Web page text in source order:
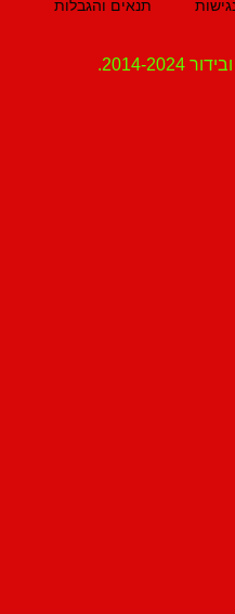
תנאים והגבלות